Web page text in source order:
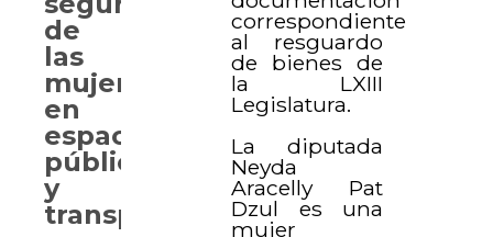
correspondiente
al resguardo
de bienes de
la LXIII
Legislatura.
La diputada
Neyda
Aracelly Pat
Dzul es una
mujer
de
las
mujeres
en
espacios
públicos
y
transporte